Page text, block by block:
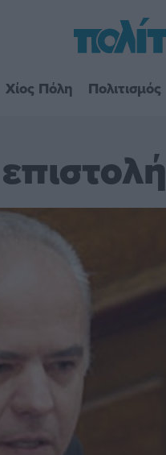
Χίος Πόλη Πολιτισμός